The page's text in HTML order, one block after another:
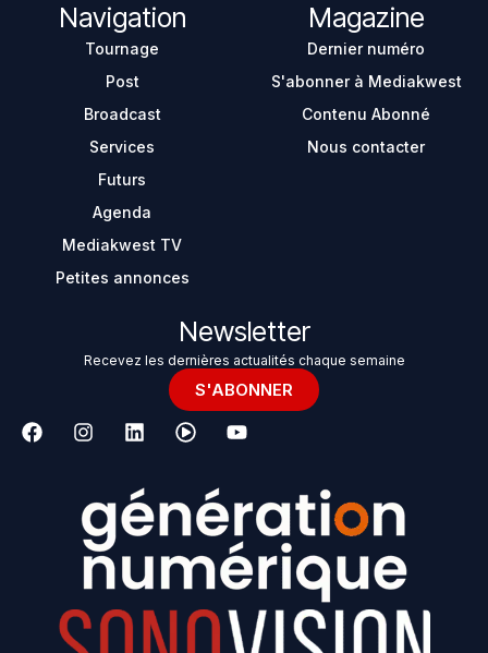
Navigation
Tournage
Post
Broadcast
Services
Futurs
Agenda
Mediakwest TV
Petites annonces
Magazine
Dernier numéro
S'abonner à Mediakwest
Contenu Abonné
Nous contacter
Newsletter
Recevez les dernières actualités chaque semaine
S'ABONNER